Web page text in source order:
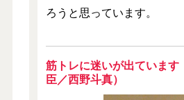
ろうと思っています。
筋トレに迷いが出ています
臣／西野斗真）